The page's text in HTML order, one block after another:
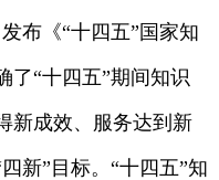
布《“十四五”国家知
了“十四五”期间知识
新成效、服务达到新
新”目标。“十四五”知